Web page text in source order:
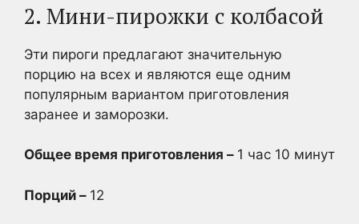
2. Мини-пирожки с колбасой
Эти пироги предлагают значительную
порцию на всех и являются еще одним
популярным вариантом приготовления
заранее и заморозки.
Общее время приготовления – 1 час 10 минут
Порций – 12